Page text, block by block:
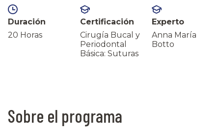
Duración
20 Horas
Certificación
Cirugía Bucal y
Periodontal
Básica: Suturas
Experto
Anna María
Botto
Sobre el programa